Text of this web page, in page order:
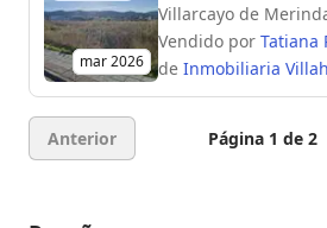
mar 2026
Vendido por Tatiana
de Inmobiliaria
Anterior Página 1 de 2